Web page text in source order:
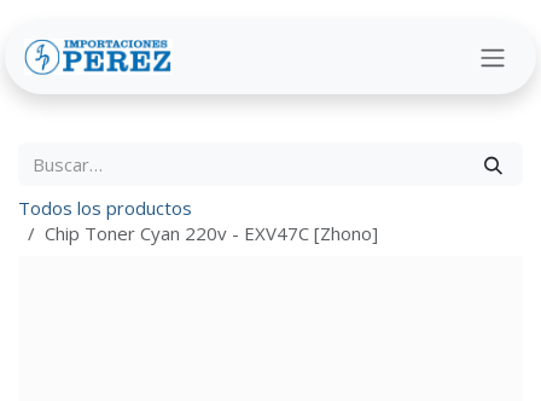
Todos los productos
Chip Toner Cyan 220v - EXV47C [Zhono]